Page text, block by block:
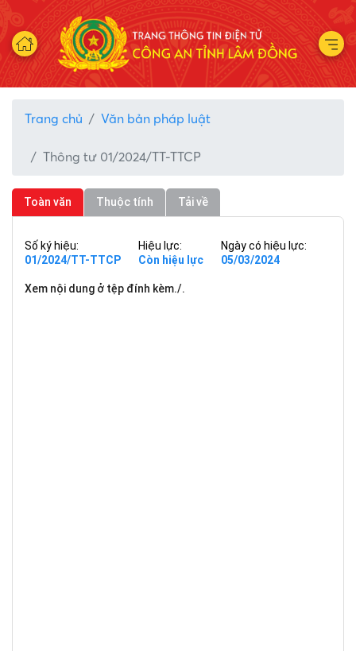
Trang chủ Văn bản pháp luật
Thông tư 01/2024/TT-TTCP
Toàn văn Thuộc tính Tải về
Số ký hiệu:
01/2024/TT-TTCP
Hiệu lực:
Còn hiệu lực
Ngày có hiệu lực:
05/03/2024
Xem nội dung ở tệp đính kèm./.